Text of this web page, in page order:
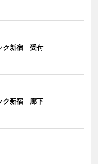
ク新宿 受付
ク新宿 廊下